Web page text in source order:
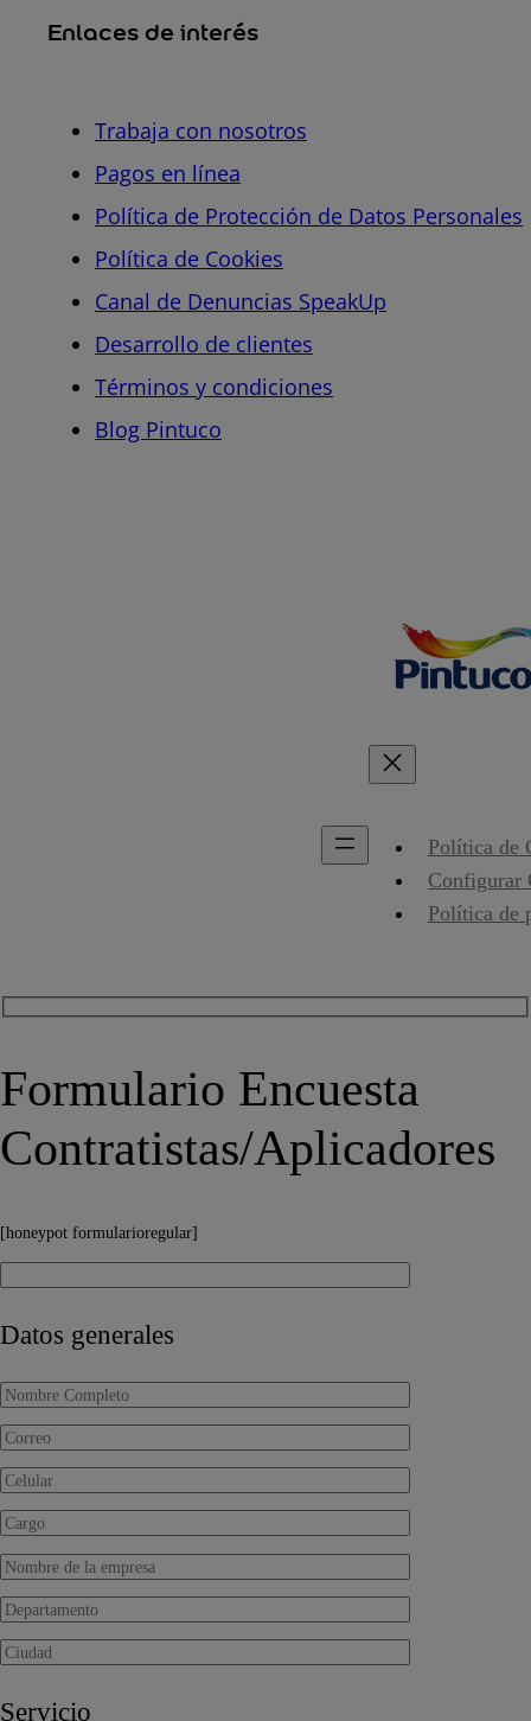
Enlaces de interés
Trabaja con nosotros
Pagos en línea
Política de Protección de Datos Personales
Política de Cookies
Canal de Denuncias SpeakUp
Desarrollo de clientes
Términos y condiciones
Blog Pintuco
Política de
Configurar
Política de
Formulario Encuesta
Contratistas/Aplicadores
[honeypot formularioregular]
Datos generales
Servicio